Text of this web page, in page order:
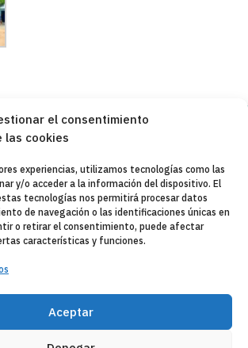
el consentimiento
las cookies
experiencias, utilizamos tecnologías como las
y/o acceder a la información del dispositivo. El
tecnologías nos permitirá procesar datos
de navegación o las identificaciones únicas en
o retirar el consentimiento, puede afectar
características y funciones.
Aceptar
2025Itaka-Escolapios
AVISO LEGAL
POLÍTICA DE PRIVACIDAD
ENTIDADES COLABORADORAS
CORREO WEB